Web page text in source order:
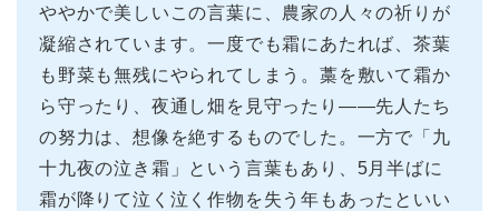
ややかで美しいこの言葉に、農家の人々の祈りが
凝縮されています。一度でも霜にあたれば、茶葉
も野菜も無残にやられてしまう。藁を敷いて霜か
ら守ったり、夜通し畑を見守ったり——先人たち
の努力は、想像を絶するものでした。一方で「九
十九夜の泣き霜」という言葉もあり、5月半ばに
霜が降りて泣く泣く作物を失う年もあったといい